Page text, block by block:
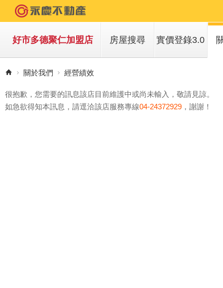
好市多德聚仁加盟店 房屋搜尋 實價登錄3.0
關於我們 經營績效
很抱歉，您需要的訊息該店目前維護中或尚未輸入，敬請見諒。
如急欲得知本訊息，請逕洽該店服務專線04-24372929 ，謝謝！